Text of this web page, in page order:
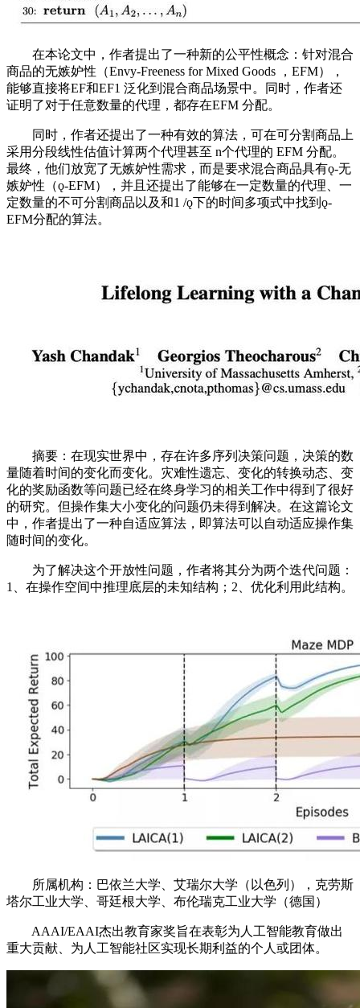
在本论文中，作者提出了一种新的公平性概念：针对混合
商品的无嫉妒性（Envy-Freeness for Mixed Goods ，EFM），
能够直接将EF和EF1 泛化到混合商品场景中。同时，作者还
证明了对于任意数量的代理，都存在EFM 分配。
同时，作者还提出了一种有效的算法，可在可分割商品上
采用分段线性估值计算两个代理甚至 n个代理的 EFM 分配。
最终，他们放宽了无嫉妒性需求，而是要求混合商品具有ǫ-无
嫉妒性（ǫ-EFM），并且还提出了能够在一定数量的代理、一
定数量的不可分割商品以及和1 /ǫ下的时间多项式中找到ǫ-
EFM分配的算法。
摘要：在现实世界中，存在许多序列决策问题，决策的数
量随着时间的变化而变化。灾难性遗忘、变化的转换动态、变
化的奖励函数等问题已经在终身学习的相关工作中得到了很好
的研究。但操作集大小变化的问题仍未得到解决。在这篇论文
中，作者提出了一种自适应算法，即算法可以自动适应操作集
随时间的变化。
为了解决这个开放性问题，作者将其分为两个迭代问题：
1、在操作空间中推理底层的未知结构；2、优化利用此结构。
所属机构：巴依兰大学、艾瑞尔大学（以色列），克劳斯
塔尔工业大学、哥廷根大学、布伦瑞克工业大学（德国）
AAAI/EAAI杰出教育家奖旨在表彰为人工智能教育做出
重大贡献、为人工智能社区实现长期利益的个人或团体。